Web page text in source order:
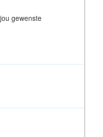
gewenste